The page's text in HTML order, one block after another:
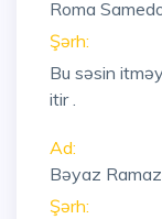
Roma
Şərh:
Bu səsin
itir .
Ad:
Bəyaz
Şərh: